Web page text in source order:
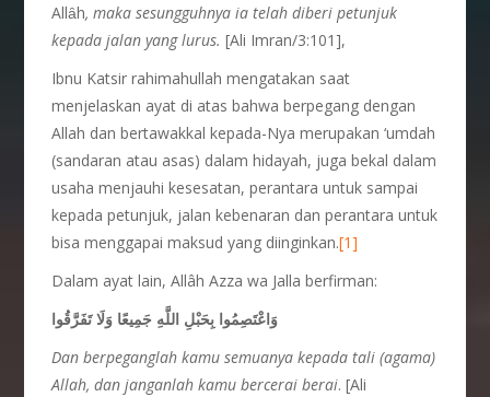
Allȃh, maka sesungguhnya ia telah diberi petunjuk
kepada jalan yang lurus. [Ali Imran/3:101],
Ibnu Katsir rahimahullah mengatakan saat
menjelaskan ayat di atas bahwa berpegang dengan
Allah dan bertawakkal kepada-Nya merupakan ‘umdah
(sandaran atau asas) dalam hidayah, juga bekal dalam
usaha menjauhi kesesatan, perantara untuk sampai
kepada petunjuk, jalan kebenaran dan perantara untuk
bisa menggapai maksud yang diinginkan.[1]
Dalam ayat lain, Allâh Azza wa Jalla berfirman:
وَاعْتَصِمُوا بِحَبْلِ اللَّهِ جَمِيعًا وَلَا تَفَرَّقُوا
Dan berpeganglah kamu semuanya kepada tali (agama)
Allah, dan janganlah kamu bercerai berai. [Ali